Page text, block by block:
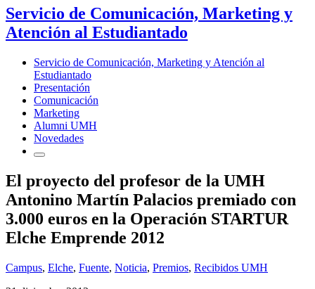
Servicio de Comunicación, Marketing y
Atención al Estudiantado
Servicio de Comunicación, Marketing y Atención al
Estudiantado
Presentación
Comunicación
Marketing
Alumni UMH
Novedades
El proyecto del profesor de la UMH
Antonino Martín Palacios premiado con
3.000 euros en la Operación STARTUR
Elche Emprende 2012
Campus, Elche, Fuente, Noticia, Premios, Recibidos UMH